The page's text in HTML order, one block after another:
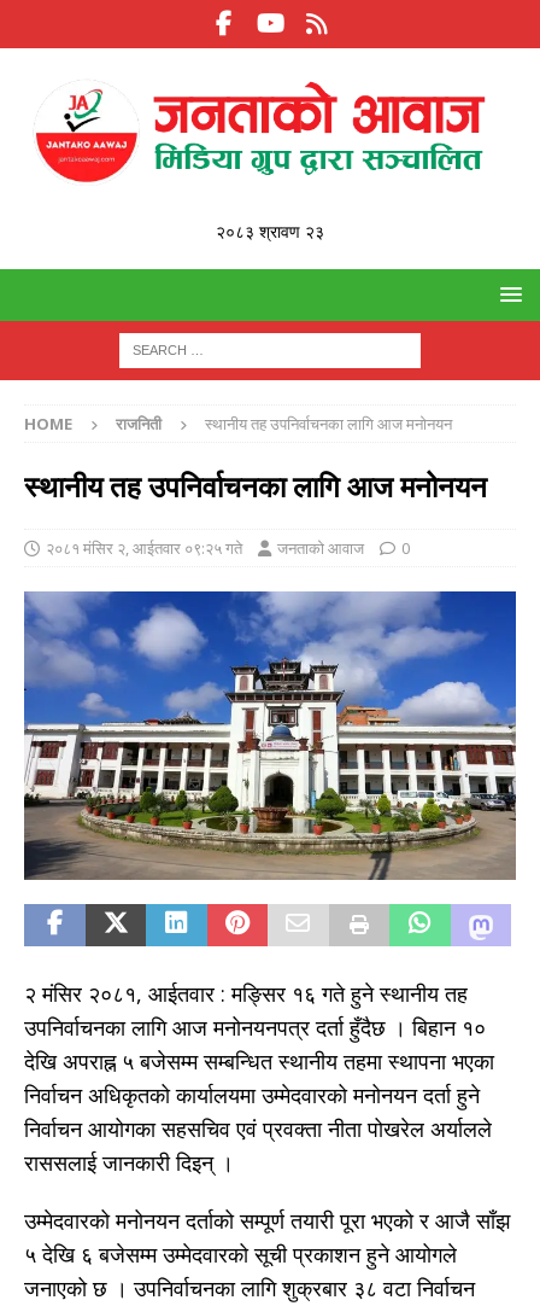
२०८३ श्रावण २३
HOME राजनिती स्थानीय तह उपनिर्वाचनका लागि आज मनोनयन
स्थानीय तह उपनिर्वाचनका लागि आज मनोनयन
२०८१ मंसिर २, आईतवार ०९:२५ गते जनताको आवाज 0
२ मंसिर २०८१, आईतवार : मङ्सिर १६ गते हुने स्थानीय तह
उपनिर्वाचनका लागि आज मनोनयनपत्र दर्ता हुँदैछ । बिहान १०
देखि अपराह्न ५ बजेसम्म सम्बन्धित स्थानीय तहमा स्थापना भएका
निर्वाचन अधिकृतको कार्यालयमा उम्मेदवारको मनोनयन दर्ता हुने
निर्वाचन आयोगका सहसचिव एवं प्रवक्ता नीता पोखरेल अर्यालले
राससलाई जानकारी दिइन् ।
उम्मेदवारको मनोनयन दर्ताको सम्पूर्ण तयारी पूरा भएको र आजै साँझ
५ देखि ६ बजेसम्म उम्मेदवारको सूची प्रकाशन हुने आयोगले
जनाएको छ । उपनिर्वाचनका लागि शुक्रबार ३८ वटा निर्वाचन